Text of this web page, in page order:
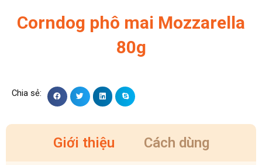
Corndog phô mai Mozzarella
80g
Giới thiệu Cách dùng